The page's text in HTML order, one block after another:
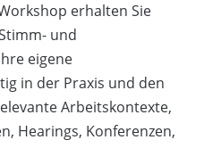
erhalten Sie
und
eigene
in der Praxis und den
Arbeitskontexte,
Hearings, Konferenzen,